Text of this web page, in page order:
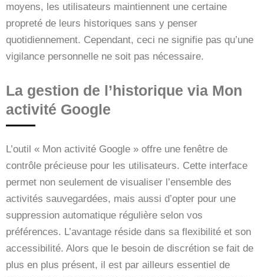
moyens, les utilisateurs maintiennent une certaine
propreté de leurs historiques sans y penser
quotidiennement. Cependant, ceci ne signifie pas qu’une
vigilance personnelle ne soit pas nécessaire.
La gestion de l’historique via Mon
activité Google
L’outil « Mon activité Google » offre une fenêtre de
contrôle précieuse pour les utilisateurs. Cette interface
permet non seulement de visualiser l’ensemble des
activités sauvegardées, mais aussi d’opter pour une
suppression automatique régulière selon vos
préférences. L’avantage réside dans sa flexibilité et son
accessibilité. Alors que le besoin de discrétion se fait de
plus en plus présent, il est par ailleurs essentiel de